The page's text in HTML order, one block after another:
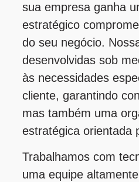
sua empresa ganha
estratégico
do seu negócio.
desenvolvidas sob
às necessidades
cliente, garantindo
mas também uma
estratégica orientada
Trabalhamos com
uma equipe